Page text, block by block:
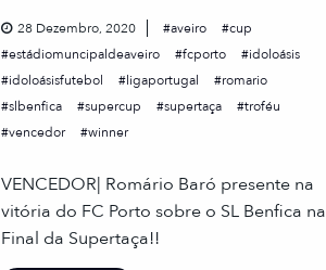
28 Dezembro, 2020 aveiro
cup
estádiomuncipaldeaveiro
fcporto
idoloásis
idoloásisfutebol
ligaportugal
romario
slbenfica
supercup supertaça
troféu
vencedor
winner
VENCEDOR| Romário Baró presente na
vitória do FC Porto sobre o SL Benfica na
Final da Supertaça!!